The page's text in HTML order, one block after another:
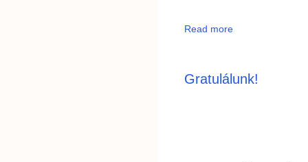
Read more
Gratulálunk!